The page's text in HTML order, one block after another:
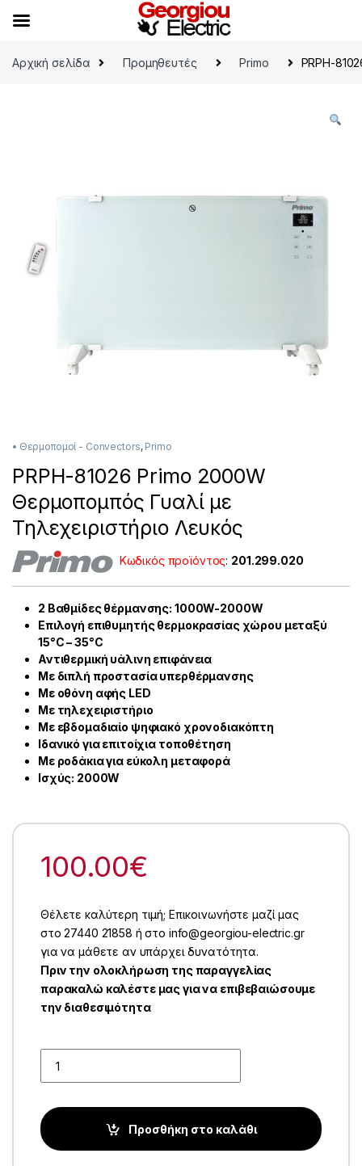
Αρχική σελίδα
Προμηθευτές Primo PRPH-
• Θερμοπομοί - Convectors, Primo
PRPH-81026 Primo 2000W
Θερμοπομπός Γυαλί με
Τηλεχειριστήριο Λευκός
Κωδικός προϊόντος: 201.299.020
2 Βαθμίδες θέρμανσης: 1000W-2000W
Επιλογή επιθυμητής θερμοκρασίας χώρου μεταξύ
15°C – 35°C
Αντιθερμική υάλινη επιφάνεια
Με διπλή προστασία υπερθέρμανσης
Με οθόνη αφής LED
Με τηλεχειριστήριο
Με εβδομαδιαίο ψηφιακό χρονοδιακόπτη
Ιδανικό για επιτοίχια τοποθέτηση
Με ροδάκια για εύκολη μεταφορά
Ισχύς: 2000W
100.00€
Θέλετε καλύτερη τιμή; Επικοινωνήστε μαζί μας
στο 27440 21858 ή στο info@georgiou-electric.gr
για να μάθετε αν υπάρχει δυνατότητα.
Πριν την ολοκλήρωση της παραγγελίας
παρακαλώ καλέστε μας για να επιβεβαιώσουμε
την διαθεσιμότητα
Προσθήκη στο καλάθι